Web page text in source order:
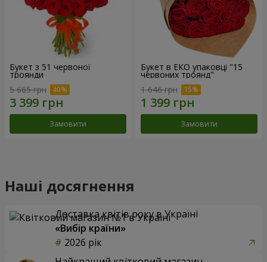
Букет з 51 червоної
троянди
5 665 грн
Замовити
Букет в ЕКО упаковці "15
червоних троянд"
1 646 грн
Замовити
Наші досягнення
Доставка квітів року в Україні
«Вибір країни»
2026 рік